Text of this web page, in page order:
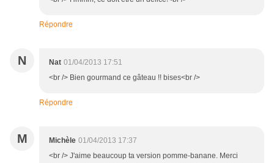
Répondre
N Nat 01/04/2013 17:51
<br /> Bien gourmand ce gâteau !! bises<br />
Répondre
M Michèle 01/04/2013 17:37
<br /> J'aime beaucoup ta version pomme-banane. Merci